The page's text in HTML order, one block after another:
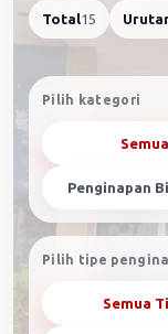
Total15
Pilih kategori
Semua
Penginapan
Pilih tipe
Semua